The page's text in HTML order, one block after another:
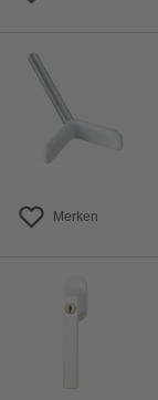
Merken